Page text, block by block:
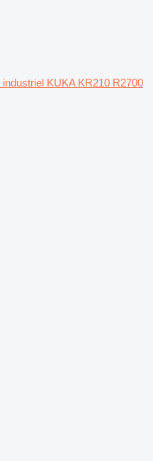
industriel KUKA KR210 R2700